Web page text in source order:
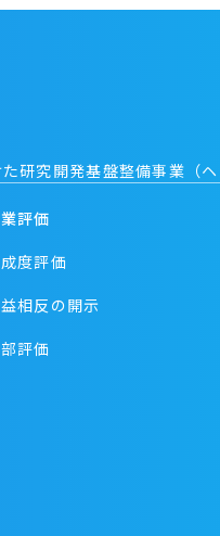
究開発基盤整備事業（
評価
度評価
相反の開示
評価